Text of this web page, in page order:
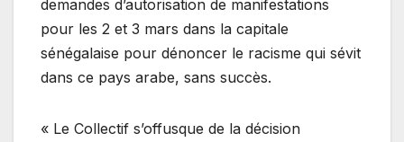
demandes d’autorisation de manifestations
pour les 2 et 3 mars dans la capitale
sénégalaise pour dénoncer le racisme qui sévit
dans ce pays arabe, sans succès.
« Le Collectif s’offusque de la décision